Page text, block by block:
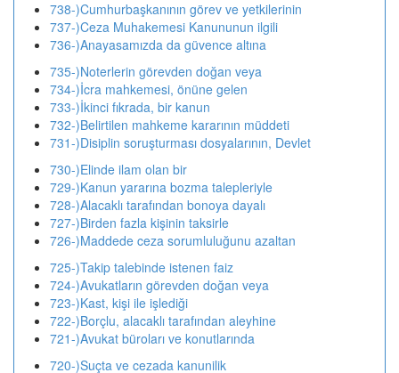
738-)Cumhurbaşkanının görev ve yetkilerinin
737-)Ceza Muhakemesi Kanununun ilgili
736-)Anayasamızda da güvence altına
735-)Noterlerin görevden doğan veya
734-)İcra mahkemesi, önüne gelen
733-)İkinci fıkrada, bir kanun
732-)Belirtilen mahkeme kararının müddeti
731-)Disiplin soruşturması dosyalarının, Devlet
730-)Elinde ilam olan bir
729-)Kanun yararına bozma talepleriyle
728-)Alacaklı tarafından bonoya dayalı
727-)Birden fazla kişinin taksirle
726-)Maddede ceza sorumluluğunu azaltan
725-)Takip talebinde istenen faiz
724-)Avukatların görevden doğan veya
723-)Kast, kişi ile işlediği
722-)Borçlu, alacaklı tarafından aleyhine
721-)Avukat büroları ve konutlarında
720-)Suçta ve cezada kanunilik